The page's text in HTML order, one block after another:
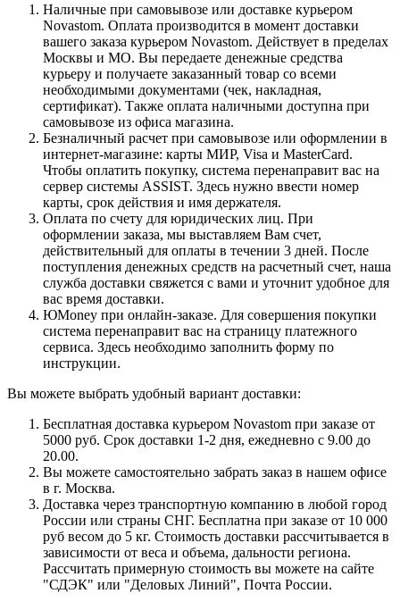
Наличные при самовывозе или доставке курьером
Novastom. Оплата производится в момент доставки
вашего заказа курьером Novastom. Действует в пределах
Москвы и МО. Вы передаете денежные средства
курьеру и получаете заказанный товар со всеми
необходимыми документами (чек, накладная,
сертификат). Также оплата наличными доступна при
самовывозе из офиса магазина.
Безналичный расчет при самовывозе или оформлении в
интернет-магазине: карты МИР, Visa и MasterCard.
Чтобы оплатить покупку, система перенаправит вас на
сервер системы ASSIST. Здесь нужно ввести номер
карты, срок действия и имя держателя.
Оплата по счету для юридических лиц. При
оформлении заказа, мы выставляем Вам счет,
действительный для оплаты в течении 3 дней. После
поступления денежных средств на расчетный счет, наша
служба доставки свяжется с вами и уточнит удобное для
вас время доставки.
ЮMoney при онлайн-заказе. Для совершения покупки
система перенаправит вас на страницу платежного
сервиса. Здесь необходимо заполнить форму по
инструкции.
Вы можете выбрать удобный вариант доставки:
Бесплатная доставка курьером Novastom при заказе от
5000 руб. Срок доставки 1-2 дня, ежедневно с 9.00 до
20.00.
Вы можете самостоятельно забрать заказ в нашем офисе
в г. Москва.
Доставка через транспортную компанию в любой город
России или страны СНГ. Бесплатна при заказе от 10 000
руб весом до 5 кг. Стоимость доставки рассчитывается в
зависимости от веса и объема, дальности региона.
Рассчитать примерную стоимость вы можете на сайте
"СДЭК" или "Деловых Линий", Почта России.